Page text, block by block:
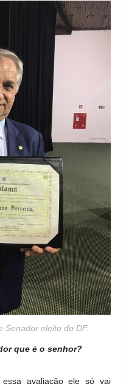
Senador eleito do DF.
que é o senhor?
avaliação ele só vai